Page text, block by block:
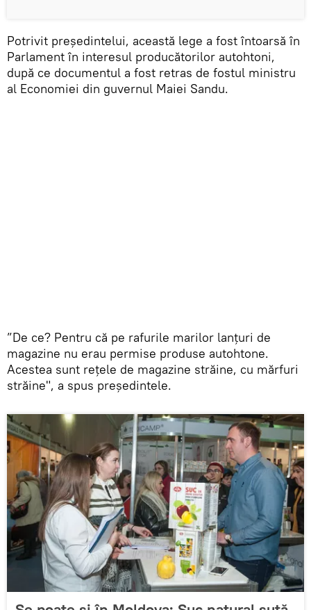
Potrivit președintelui, această lege a fost întoarsă în
Parlament în interesul producătorilor autohtoni,
după ce documentul a fost retras de fostul ministru
al Economiei din guvernul Maiei Sandu.
”De ce? Pentru că pe rafurile marilor lanțuri de
magazine nu erau permise produse autohtone.
Acestea sunt rețele de magazine străine, cu mărfuri
străine", a spus președintele.